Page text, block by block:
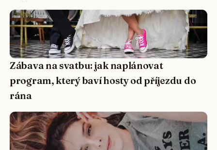
Zábava na svatbu: jak naplánovat
program, který baví hosty od příjezdu do
rána